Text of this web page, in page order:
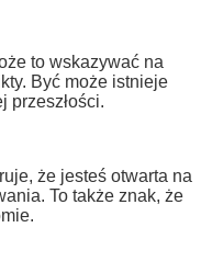
to wskazywać na
Być może istnieje
przeszłości.
że jesteś otwarta na
To także znak, że